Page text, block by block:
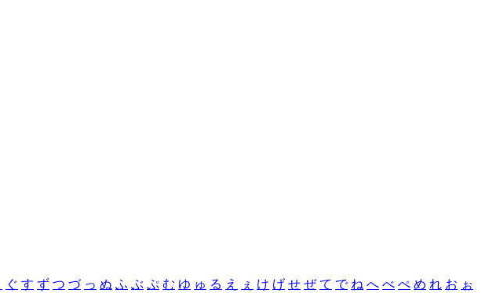
ぐ す ず つ づ っ ぬ ふ ぶ ぷ む ゆ ゅ る え ぇ け げ せ ぜ て で ね へ べ ぺ め れ お ぉ